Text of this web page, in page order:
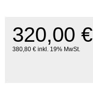
320,00 €
380,80 € inkl. 19% MwSt.